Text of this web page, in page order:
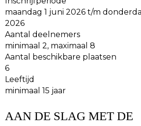
maandag 1 juni 2026 t/m
2026
Aantal deelnemers
minimaal 2, maximaal 8
Aantal beschikbare plaatsen
6
Leeftijd
minimaal 15 jaar
AAN DE SLAG MET DE